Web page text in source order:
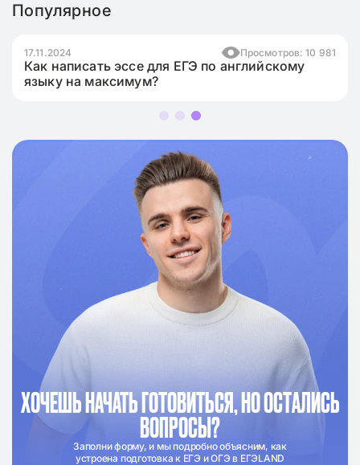
ХОЧЕШЬ НАЧАТЬ ГОТОВИТЬСЯ, НО ОСТАЛИСЬ
ВОПРОСЫ?
Заполни форму, и мы подробно объясним, как
устроена подготовка к ЕГЭ и ОГЭ в ЕГЭLAND
Популярное
17.11.2024 Просмотров: 10 981
Как написать эссе для ЕГЭ по английскому
языку на максимум?